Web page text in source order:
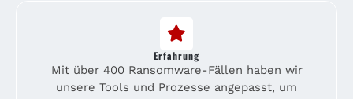
Erfahrung
Mit über 400 Ransomware-Fällen haben wir
unsere Tools und Prozesse angepasst, um